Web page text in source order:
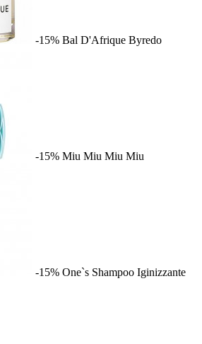
-15% Bal D'Afrique Byredo
-15% Miu Miu Miu Miu
-15% One`s Shampoo Iginizzante